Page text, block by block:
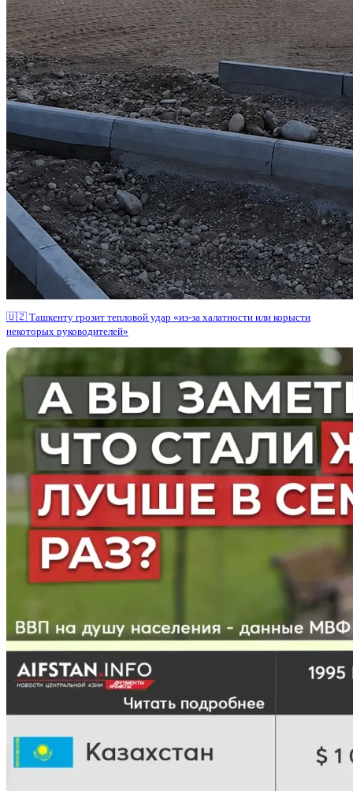
🇺🇿 Ташкенту грозит тепловой удар «из-за халатности или корысти
некоторых руководителей»